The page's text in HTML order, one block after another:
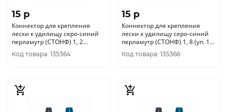
15 p
Коннектор для крепления
лески к удилищу серо-синий
перламутр (СТОНФ) 1, 2
(уп/10шт.) Три Кита
Код товара: 135364
15 p
Коннектор для крепления
лески к удилищу серо-синий
перламутр (СТОНФ) 1, 8 (уп. 10
шт.)
Код товара: 135366